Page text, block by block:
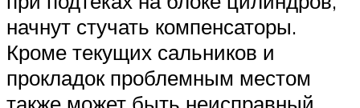
начнут стучать компенсаторы.
Кроме текущих сальников и
прокладок проблемным местом